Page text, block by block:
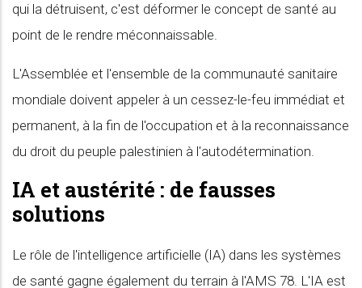
qui la détruisent, c'est déformer le concept de santé au
point de le rendre méconnaissable.
L'Assemblée et l'ensemble de la communauté sanitaire
mondiale doivent appeler à un cessez-le-feu immédiat et
permanent, à la fin de l'occupation et à la reconnaissance
du droit du peuple palestinien à l'autodétermination.
IA et austérité : de fausses
solutions
Le rôle de l'intelligence artificielle (IA) dans les systèmes
de santé gagne également du terrain à l'AMS 78. L'IA est